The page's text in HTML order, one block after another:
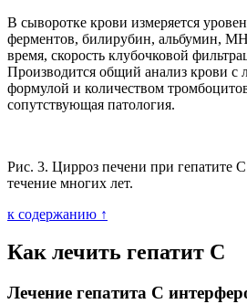
В сыворотке крови измеряется
ферментов, билирубин, альбумин,
время, скорость клубочковой
Производится общий анализ крови с
формулой и количеством
сопутствующая патология.
Рис. 3. Цирроз печени при гепатите
течение многих лет.
к содержанию ↑
Как лечить гепатит С
Лечение гепатита С